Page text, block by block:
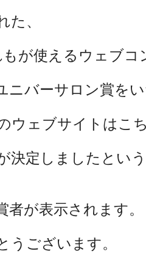
た、
もが使えるウェブ
ニバーサロン賞を
ウェブサイトはこ
決定しましたとい
者が表示されます。
うございます。